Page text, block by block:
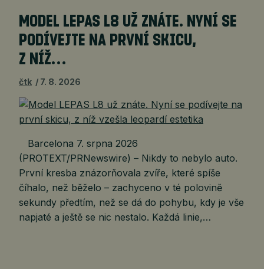
MODEL LEPAS L8 UŽ ZNÁTE. NYNÍ SE
PODÍVEJTE NA PRVNÍ SKICU,
Z NÍŽ…
čtk 7. 8. 2026
Barcelona 7. srpna 2026
(PROTEXT/PRNewswire) – Nikdy to nebylo auto.
První kresba znázorňovala zvíře, které spíše
číhalo, než běželo – zachyceno v té polovině
sekundy předtím, než se dá do pohybu, kdy je vše
napjaté a ještě se nic nestalo. Každá linie,…